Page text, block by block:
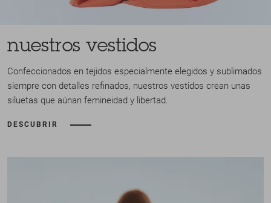
nuestros vestidos
Confeccionados en tejidos especialmente elegidos y sublimados
siempre con detalles refinados, nuestros vestidos crean unas
siluetas que aúnan femineidad y libertad.
DESCUBRIR